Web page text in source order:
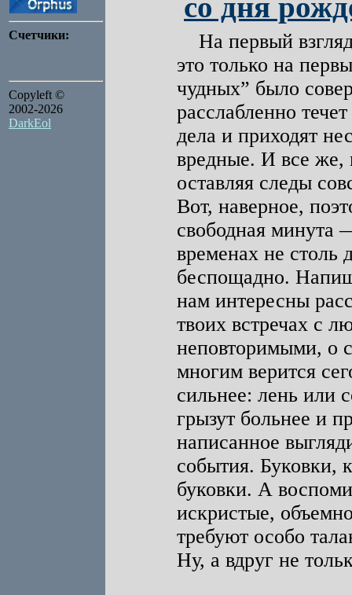
Счетчики:
Copyleft ©
2002-2026
DarkEol
со дня
На первый
это только на
чудных” было
расслабленно
дела и приходят
вредные. И все же,
оставляя следы
Вот, наверное,
свободная минута
временах не столь
беспощадно.
нам интересны
твоих встречах с
неповторимыми, о
многим верится
сильнее: лень или
грызут больнее и
написанное
события. Буковки,
буковки. А
искристые,
требуют особо
Ну, а вдруг не